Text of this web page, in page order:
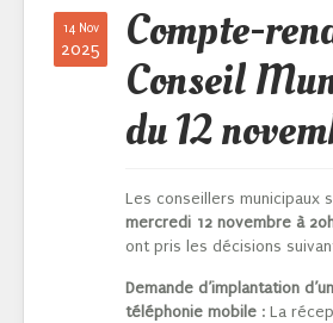
14 Nov
2025
Compte-
Conseil
du 12
Les conseillers municipaux
mercredi 12 novembre à
ont pris les décisions
Demande d’implantation
téléphonie mobile : La